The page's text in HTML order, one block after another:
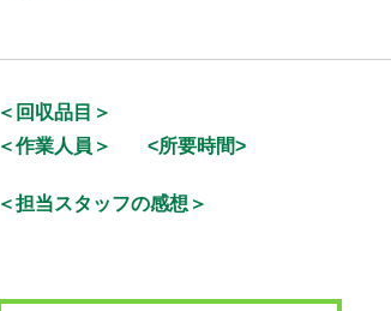
＜回収品目＞
＜作業人員＞
<所要時間>
＜担当スタッフの感想＞